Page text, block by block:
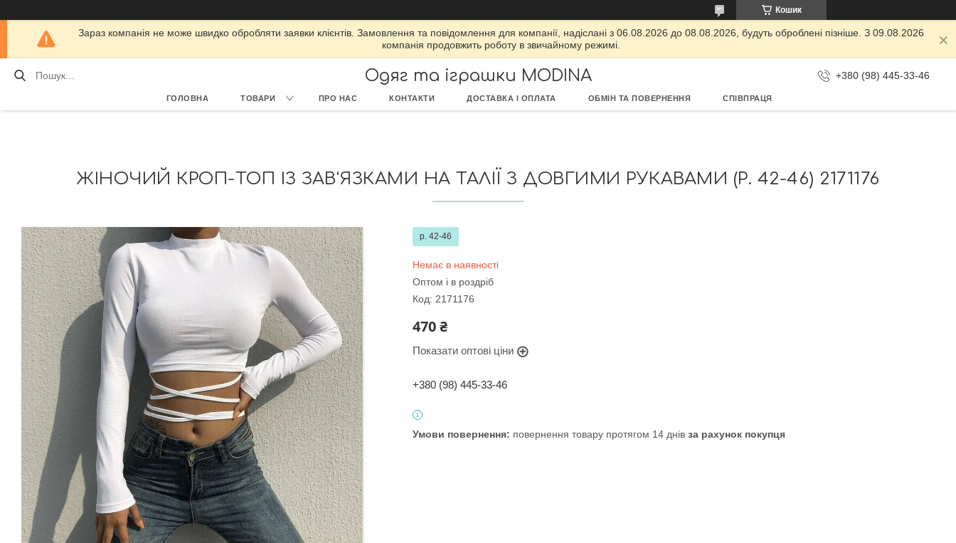
Кошик
Зараз компанія не може швидко обробляти заявки клієнтів. Замовлення та повідомлення для компанії, надіслані з 06.08.2026 до 08.08.2026, будуть оброблені пізніше. З 09.08.2026
компанія продовжить роботу в звичайному режимі.
Одяг та іграшки MODINA +380 (98) 445-33-46
ГОЛОВНА ТОВАРИ ПРО НАС КОНТАКТИ ДОСТАВКА І ОПЛАТА ОБМІН ТА ПОВЕРНЕННЯ СПІВПРАЦЯ
ЖІНОЧИЙ КРОП-ТОП ІЗ ЗАВ'ЯЗКАМИ НА ТАЛІЇ З ДОВГИМИ РУКАВАМИ (Р. 42-46) 2171176
р. 42-46
Немає в наявності
Оптом і в роздріб
Код: 2171176
470 ₴
Показати оптові ціни
+380 (98) 445-33-46
повернення товару протягом 14 днів за рахунок покупця